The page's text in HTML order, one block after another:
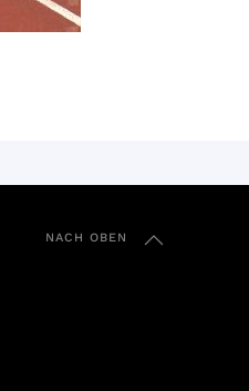
NACH OBEN